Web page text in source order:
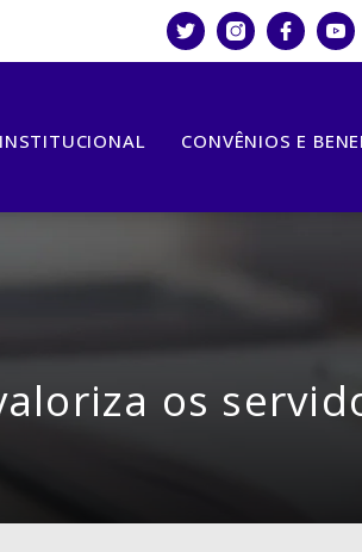
INSTITUCIONAL CONVÊNIOS E
os